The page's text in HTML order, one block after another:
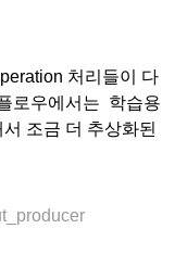
처리들이 다
로우에서는  학습용
조금 더 추상화된